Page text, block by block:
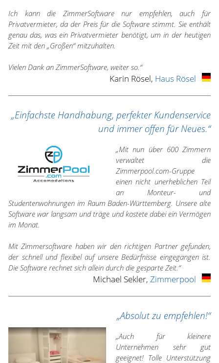
Ich kann die ZimmerSoftware nur empfehlen, auch für
Privatvermieter, da der Preis für die Software stimmt. Sie enthält
genau das, was ein Privatvermieter benötigt, um in der heutigen
Zeit mit den „Großen“ mitzuhalten.
Vielen Dank an ZimmerSoftware, weiter so.“
Karin Rösel, Haus Rösel
„Einfachste Handhabung, perfekter Kundenservice
und immer offen für Neues.“
„Mit nun über 600 Zimmern
verwaltet die
Zimmerpool.com-Gruppe
einen nicht unerheblichen Teil
an Monteur- und
Studentenwohnungen im Raum Baden-Württemberg. Unsere alte
Software war langsam und träge und kostete dabei ein Vermögen
im Monat.
Mit Zimmersoftware haben wir den richtigen Partner gefunden,
der schnell und flexibel auf unsere Bedürfnisse eingegangen ist.
Die Software rechnet sich allein durch die gesparte Zeit.“
Michael Sekler, Zimmerpool
„Absolut zu empfehlen!“
„Auch für kleinere
Unternehmen sehr gut
geeignet! Tolle Unterstützung